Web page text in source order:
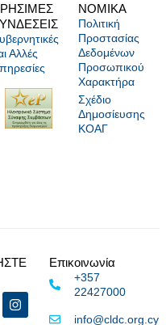
Αλλές
NOMIKA
Πολιτική
Προστασίας
Δεδομένων
Προσωπικού
Χαρακτήρα
Σχέδιο
Δημοσίευσης
ΚΟΑΓ
Επικοινωνία
+357
22427000
info@cldc.org.cy